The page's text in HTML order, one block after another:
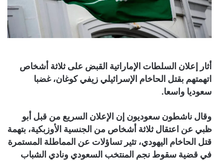
أثار إعلان السلطات الإماراتية القبض على ثلاثة أشخاص
اتهمتهم بقتل الحاخام الإسرائيلي زيفي كوغان، غضبا
سعوديا واسعا.
وقال ناشطون سعوديون إن الإعلان السريع من قبل أبو
ظبي عن اعتقال ثلاثة أشخاص من الجنسية الأوزبكية، بتهمة
قتل الحاخام اليهودي، تثير تساؤلات عن المماطلة المستمرة
في قضية سقوط نجم المنتخب السعودي ونادي الشباب